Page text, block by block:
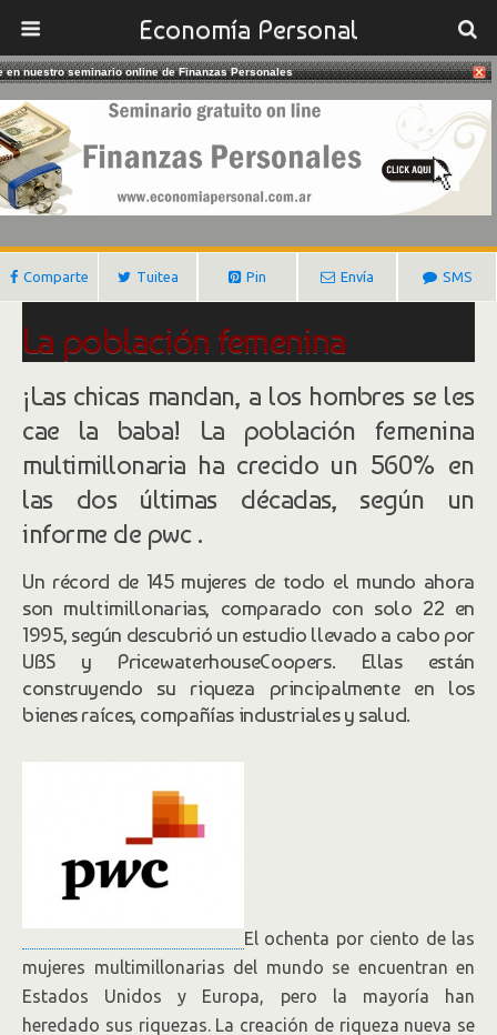
Economía Personal
19/05/2017
Cada Vez Hay Más Multimillonarias
Gustavo Ibañez Padilla
Comparte Tuitea Pin Envía SMS
La población femenina
multimillonaria está creciendo
¡Las chicas mandan, a los hombres se les
cae la baba! La población femenina
multimillonaria ha crecido un 560% en
las dos últimas décadas, según un
informe de pwc .
Un récord de 145 mujeres de todo el mundo ahora
son multimillonarias, comparado con solo 22 en
1995, según descubrió un estudio llevado a cabo por
UBS y PricewaterhouseCoopers. Ellas están
construyendo su riqueza principalmente en los
bienes raíces, compañías industriales y salud.
El ochenta por ciento de las
mujeres multimillonarias del mundo se encuentran en
Estados Unidos y Europa, pero la mayoría han
heredado sus riquezas. La creación de riqueza nueva se
en nuestro seminario online de Finanzas Personales